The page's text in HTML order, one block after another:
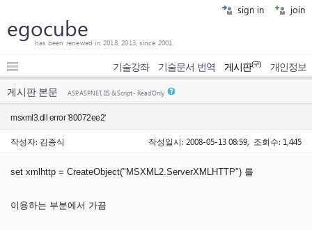
sign in join
egocube
has been renewed in 2018, 2013, since 2001.
기술강좌 기술문서 번역 게시판(구) 개인정보
게시판 본문 ASP, ASP.NET, IIS & Script - Read Only
msxml3.dll error '80072ee2'
작성자: 김종식 작성일시: 2008-05-13 08:59, 조회수: 1,445
set xmlhttp = CreateObject("MSXML2.ServerXMLHTTP") 를
이용하는 부분에서 가끔